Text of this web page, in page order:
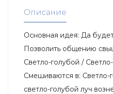
Описание
Основная идея: Да
Позволить общению
Светло-голубой /
Смешиваются в: Светло-
светло-голубой луч